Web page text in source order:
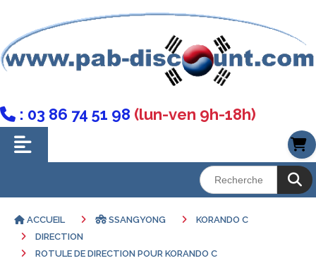
 : 03 86 74 51 98 (lun-ven 9h-18h)
ACCUEIL SSANGYONG
KORANDO C
DIRECTION
ROTULE DE DIRECTION POUR KORANDO C